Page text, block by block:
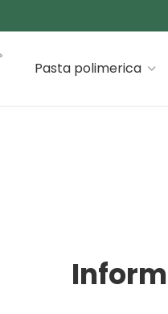
gamme pour des
Pasta polimerica